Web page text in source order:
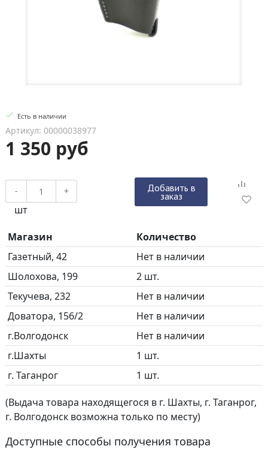
Есть в наличии
Артикул: 00000038977
1 350 руб
- +
шт
Добавить в
заказ
Магазин
Количество
Газетный, 42
Нет в наличии
Шолохова, 199
2 шт.
Текучева, 232
Нет в наличии
Доватора, 156/2
Нет в наличии
г.Волгодонск
Нет в наличии
г.Шахты
1 шт.
г. Таганрог
1 шт.
(Выдача товара находящегося в г. Шахты, г. Таганрог,
г. Волгодонск возможна только по месту)
Доступные способы получения товара